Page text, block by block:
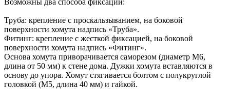
Труба: крепление с проскальзыванием, на боковой
поверхности хомута надпись «Труба».
Фитинг: крепление с жесткой фиксацией, на боковой
поверхности хомута надпись «Фитинг».
Основа хомута приворачивается саморезом (диаметр М6,
длина от 50 мм) к стене дома. Дужки хомута вставляются в
основу до упора. Хомут стягивается болтом с полукруглой
головкой (М5, длина 40 мм) и гайкой.